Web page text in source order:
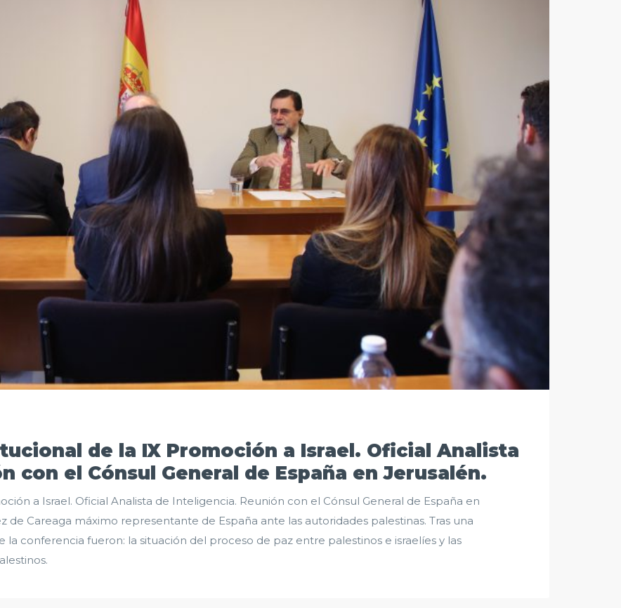
de la IX Promoción a Israel. Oficial Analista
con el Cónsul General de España en Jerusalén.
a Israel. Oficial Analista de Inteligencia. Reunión con el Cónsul General de España en
de Careaga máximo representante de España ante las autoridades palestinas. Tras una
la conferencia fueron: la situación del proceso de paz entre palestinos e israelíes y las